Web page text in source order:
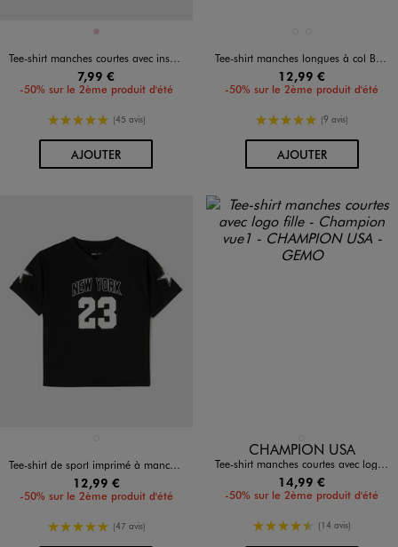
Disponible en 1 coloris
ROSE
Tee-shirt manches courtes avec inscriptions buste et dos fille
7,99 €
-50% sur le 2ème produit d'été
5/5 de moyenne
(45 avis)
AJOUTERAU PANIER
Tee-shirt manches longues à col Bardot fille
12,99 €
-50% sur le 2ème produit d'été
5/5 de moyenne
(9 avis)
AJOUTERAU PANIER
Tee-shirt de sport imprimé à manches courtes fille
12,99 €
-50% sur le 2ème produit d'été
5/5 de moyenne
(47 avis)
Disponible en 1 coloris
CHAMPION USA
Tee-shirt manches courtes avec logo fille - Champion
14,99 €
-50% sur le 2ème produit d'été
4.5/5 de moyenne
(14 avis)